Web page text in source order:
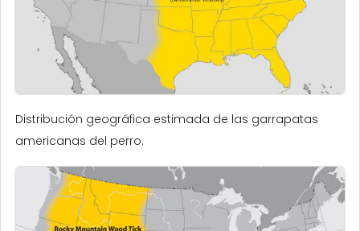
Distribución geográfica estimada de las garrapatas
americanas del perro.